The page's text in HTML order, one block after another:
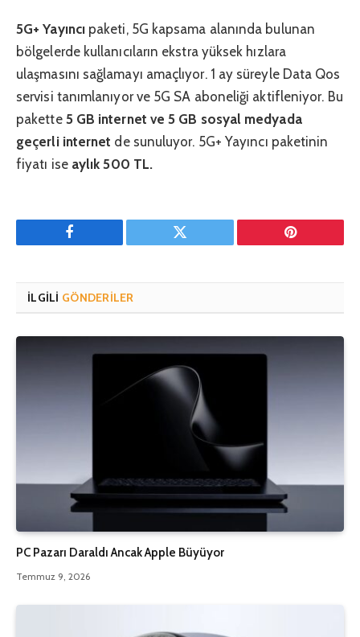
5G+ Yayıncıpaketi, 5G kapsama alanında bulunan
bölgelerde kullanıcıların ekstra yüksek hızlara
ulaşmasını sağlamayı amaçlıyor. 1 ay süreyle Data Qos
servisi tanımlanıyor ve 5G SA aboneliği aktifleniyor. Bu
pakette 5 GB internet ve 5 GB sosyal medyada
geçerli internet de sunuluyor. 5G+ Yayıncı paketinin
fiyatı iseaylık 500 TL.
Facebook Twitter Pinterest'in
İLGILI GÖNDERILER
PC Pazarı Daraldı Ancak Apple Büyüyor
Temmuz 9, 2026